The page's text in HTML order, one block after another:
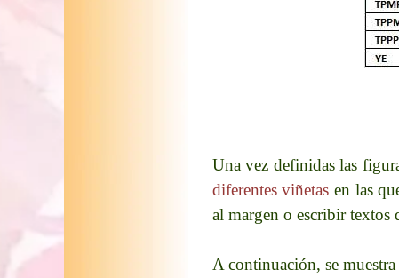
Una vez definidas las
diferentes viñetas en las
al margen o escribir textos
A continuación, se